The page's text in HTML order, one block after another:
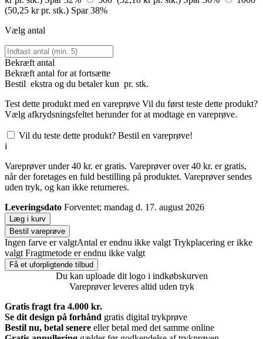
(50,25 kr pr. stk.) Spar 38%
Vælg antal
Bekræft antal
Bekræft antal for at fortsætte
Bestil ekstra og du betaler kun pr. stk.
Test dette produkt med en vareprøve Vil du først teste dette produkt?
Vælg afkrydsningsfeltet herunder for at modtage en vareprøve.
Vil du teste dette produkt? Bestil en vareprøve!
i
Vareprøver under 40 kr. er gratis. Vareprøver over 40 kr. er gratis,
når der foretages en fuld bestilling på produktet. Vareprøver sendes
uden tryk, og kan ikke returneres.
Leveringsdato Forventet; mandag d. 17. august 2026
Læg i kurv
Bestil vareprøve
Ingen farve er valgtAntal er endnu ikke valgt Trykplacering er ikke
valgt Fragtmetode er endnu ikke valgt
Få et uforpligtende tilbud
Du kan uploade dit logo i indkøbskurven
Vareprøver leveres altid uden tryk
Gratis fragt fra 4.000 kr.
Se dit design på forhånd gratis digital trykprøve
Bestil nu, betal senere eller betal med det samme online